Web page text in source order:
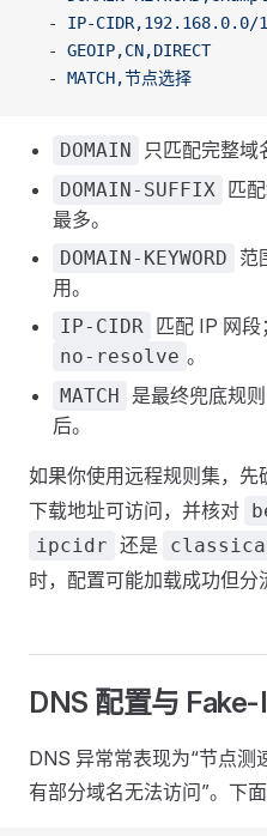
  -
IP-CIDR,192.168.0.0/
  -
GEOIP,CN,DIRECT
  -
MATCH,节点选择
DOMAIN 只匹配完整域
DOMAIN-SUFFIX
匹
最多。
DOMAIN-KEYWORD
范
用。
IP-CIDR 匹配 IP 网
no-resolve 。
MATCH
是最终兜底规
后。
如果你使用远程规则集，先
下载地址可访问，并核对
ipcidr 还是
时，配置可能加载成功但分
DNS 配置与 Fake-
DNS 异常常表现为“节点测
有部分域名无法访问”。下